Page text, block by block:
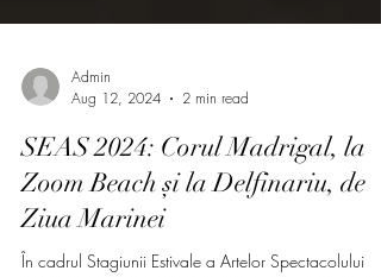
Aug 12, 2024
2 min read
SEAS 2024: Corul Madrigal, la
Zoom Beach și la Delfinariu, de
Ziua Marinei